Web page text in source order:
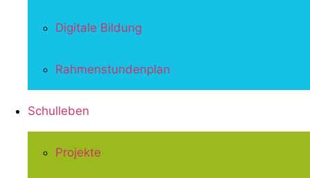
Digitale Bildung
Rahmenstundenplan
Schulleben
Projekte